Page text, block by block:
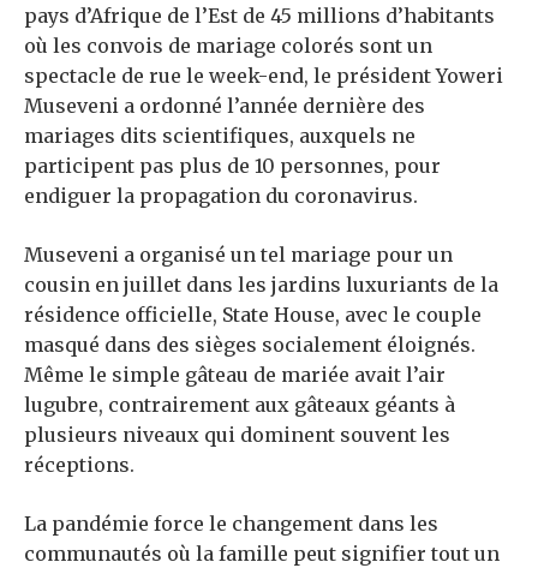
pays d’Afrique de l’Est de 45 millions d’habitants
où les convois de mariage colorés sont un
spectacle de rue le week-end, le président Yoweri
Museveni a ordonné l’année dernière des
mariages dits scientifiques, auxquels ne
participent pas plus de 10 personnes, pour
endiguer la propagation du coronavirus.
Museveni a organisé un tel mariage pour un
cousin en juillet dans les jardins luxuriants de la
résidence officielle, State House, avec le couple
masqué dans des sièges socialement éloignés.
Même le simple gâteau de mariée avait l’air
lugubre, contrairement aux gâteaux géants à
plusieurs niveaux qui dominent souvent les
réceptions.
La pandémie force le changement dans les
communautés où la famille peut signifier tout un